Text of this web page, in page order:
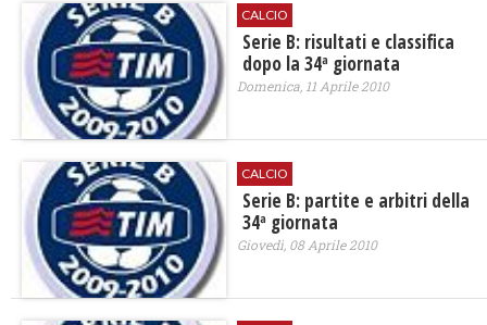
CALCIO
Serie B: risultati e classifica
dopo la 34ª giornata
Domenica, 11 Aprile 2010
CALCIO
Serie B: partite e arbitri della
34ª giornata
Giovedì, 08 Aprile 2010